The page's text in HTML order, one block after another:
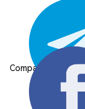
Compartilhar: